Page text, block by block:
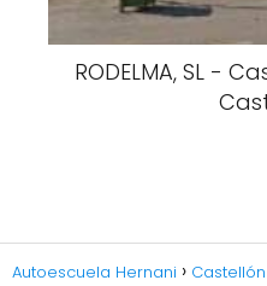
RODELMA, SL -
Autoescuela Hernani Castellón